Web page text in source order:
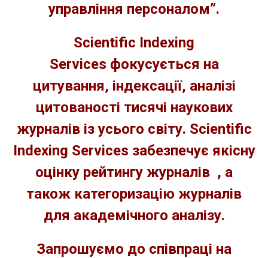
управління персоналом”.
Scientific Indexing
Services фокусується на
цитування, індексації, аналізі
цитованості тисячі наукових
журналів із усього світу. Scientific
Indexing Services забезпечує якісну
оцінку рейтингу журналів , а
також категоризацію журналів
для академічного аналізу.
Запрошуємо до співпраці на